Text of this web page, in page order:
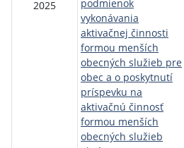
2025
podmienok
vykonávania
aktivačnej činnosti
formou menších
obecných služieb pre
obec a o poskytnutí
príspevku na
aktivačnú činnosť
formou menších
obecných služieb